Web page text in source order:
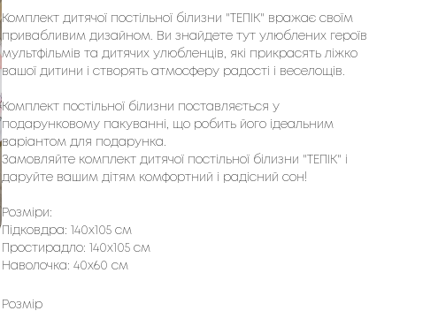
Комплект дитячої постільної білизни "ТЕПІК" вражає своїм
привабливим дизайном. Ви знайдете тут улюблених героїв
мультфільмів та дитячих улюбленців, які прикрасять ліжко
вашої дитини і створять атмосферу радості і веселощів.
Комплект постільної білизни поставляється у
подарунковому пакуванні, що робить його ідеальним
варіантом для подарунка.
Замовляйте комплект дитячої постільної білизни "ТЕПІК" і
даруйте вашим дітям комфортний і радісний сон!
Розміри:
Підковдра: 140х105 см
Простирадло: 140х105 см
Наволочка: 40х60 см
Розмір